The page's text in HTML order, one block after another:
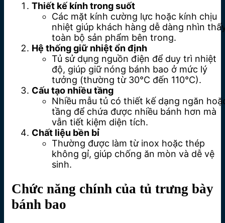
Thiết kế kính trong suốt
Các mặt kính cường lực hoặc kính chịu
nhiệt giúp khách hàng dễ dàng nhìn
toàn bộ sản phẩm bên trong.
Hệ thống giữ nhiệt ổn định
Tủ sử dụng nguồn điện để duy trì nhiệt
độ, giúp giữ nóng bánh bao ở mức lý
tưởng (thường từ 30°C đến 110°C).
Cấu tạo nhiều tầng
Nhiều mẫu tủ có thiết kế dạng ngăn
tầng để chứa được nhiều bánh hơn mà
vẫn tiết kiệm diện tích.
Chất liệu bền bỉ
Thường được làm từ inox hoặc thép
không gỉ, giúp chống ăn mòn và dễ vệ
sinh.
Chức năng chính của tủ trưng bày
bánh bao